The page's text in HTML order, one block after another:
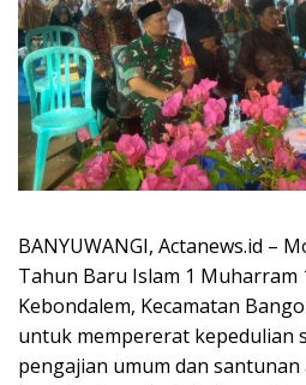
BANYUWANGI, Actanews.id –
Tahun Baru Islam 1 Muharram
Kebondalem, Kecamatan
untuk mempererat kepedulian
pengajian umum dan santunan